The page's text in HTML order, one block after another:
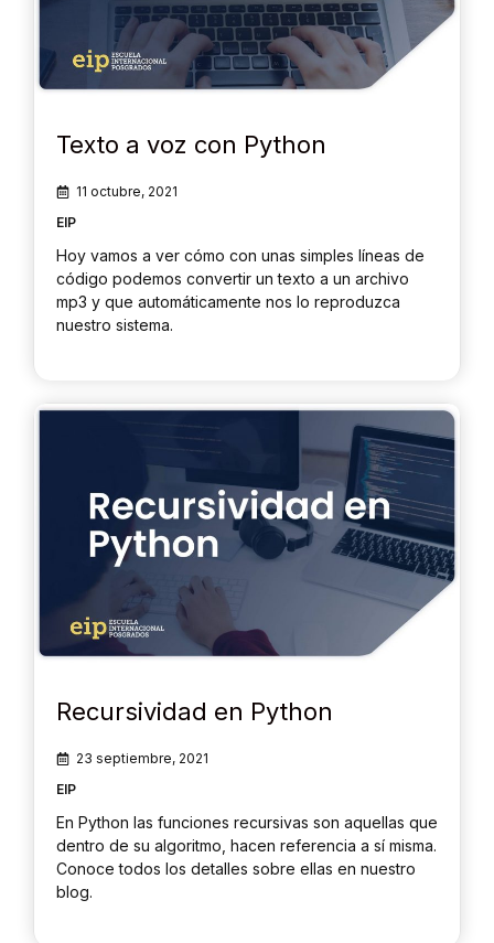
Texto a voz con Python
11 octubre, 2021
EIP
Hoy vamos a ver cómo con unas simples líneas de
código podemos convertir un texto a un archivo
mp3 y que automáticamente nos lo reproduzca
nuestro sistema.
Recursividad en Python
23 septiembre, 2021
EIP
En Python las funciones recursivas son aquellas que
dentro de su algoritmo, hacen referencia a sí misma.
Conoce todos los detalles sobre ellas en nuestro
blog.